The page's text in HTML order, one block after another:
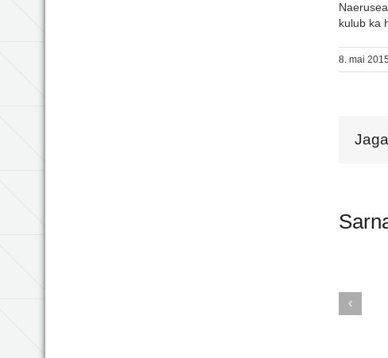
kulub ka
8. mai 2015
Põhjamaade
kogelejate